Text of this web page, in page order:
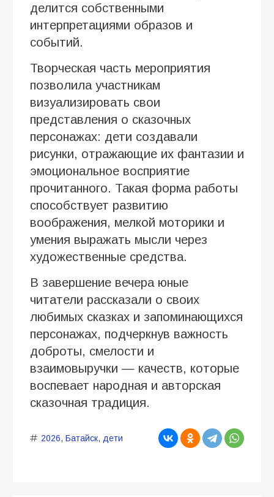
делится собственными
интерпретациями образов и
событий.
Творческая часть мероприятия
позволила участникам
визуализировать свои
представления о сказочных
персонажах: дети создавали
рисунки, отражающие их фантазии и
эмоциональное восприятие
прочитанного. Такая форма работы
способствует развитию
воображения, мелкой моторики и
умения выражать мысли через
художественные средства.
В завершение вечера юные
читатели рассказали о своих
любимых сказках и запоминающихся
персонажах, подчеркнув важность
доброты, смелости и
взаимовыручки — качеств, которые
воспевает народная и авторская
сказочная традиция.
2026, Батайск, дети